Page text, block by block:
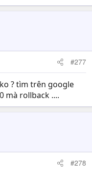
#277
? tìm trên google
mà rollback ....
#278